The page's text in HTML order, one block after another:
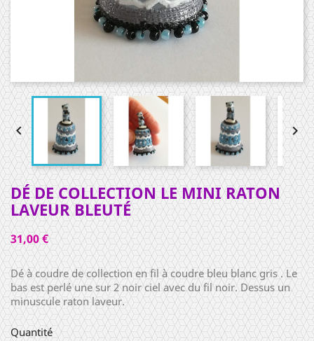
 
DÉ DE COLLECTION LE MINI RATON
LAVEUR BLEUTÉ
31,00 €
Dé à coudre de collection en fil à coudre bleu blanc gris . Le
bas est perlé une sur 2 noir ciel avec du fil noir. Dessus un
minuscule raton laveur.
Quantité